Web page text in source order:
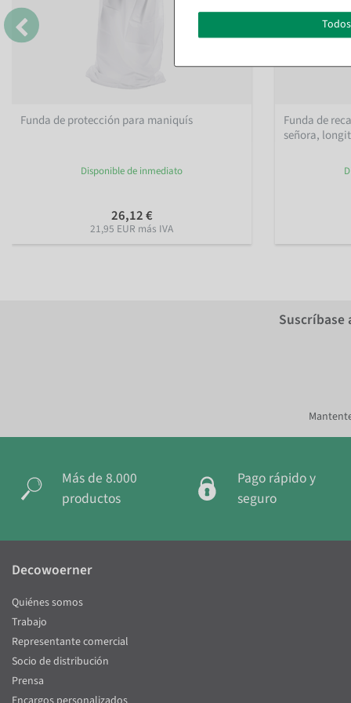
Funda de protección para maniquís
Disponible de inmediato
26,12 €
21,95 EUR más IVA
Funda de
señora,
Más de 8.000
productos
Pago rápido y
seguro
Decowoerner
Quiénes somos
Trabajo
Representante comercial
Socio de distribución
Prensa